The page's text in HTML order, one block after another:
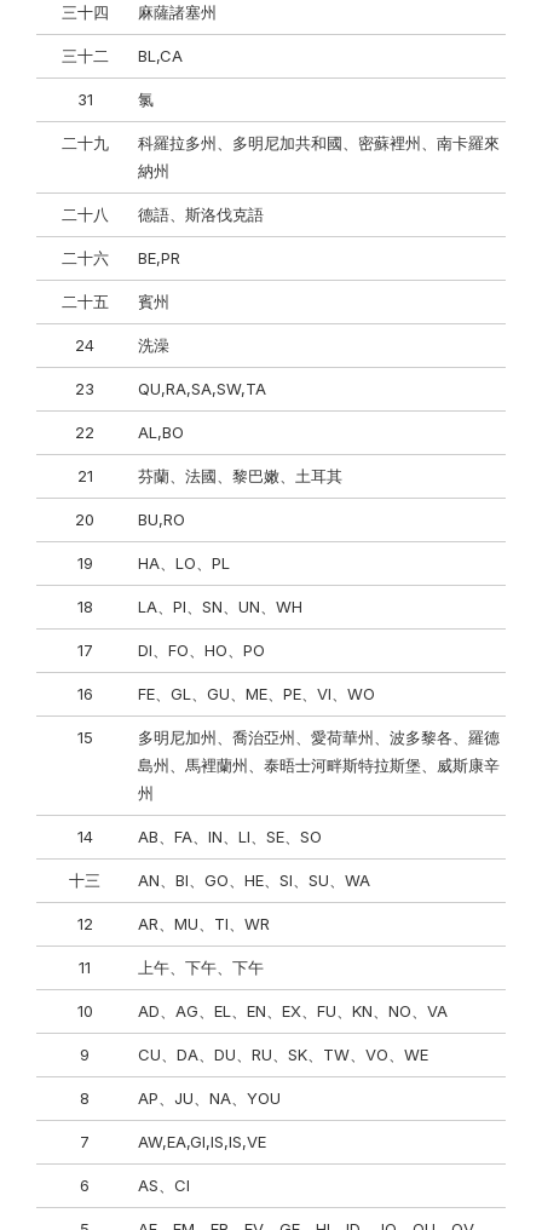
三十四 麻薩諸塞州
三十二 BL,CA
31 氯
二十九
科羅拉多州、多明尼加共和國、密蘇裡州、南卡羅來
納州
二十八 德語、斯洛伐克語
二十六 BE,PR
二十五 賓州
24 洗澡
23 QU,RA,SA,SW,TA
22 AL,BO
21 芬蘭、法國、黎巴嫩、土耳其
20 BU,RO
19 HA、LO、PL
18 LA、PI、SN、UN、WH
17 DI、FO、HO、PO
16 FE、GL、GU、ME、PE、VI、WO
15
多明尼加州、喬治亞州、愛荷華州、波多黎各、羅德
島州、馬裡蘭州、泰晤士河畔斯特拉斯堡、威斯康辛
州
14 AB、FA、IN、LI、SE、SO
十三 AN、BI、GO、HE、SI、SU、WA
12 AR、MU、TI、WR
11 上午、下午、下午
10 AD、AG、EL、EN、EX、FU、KN、NO、VA
9 CU、DA、DU、RU、SK、TW、VO、WE
8 AP、JU、NA、YOU
7 AW,EA,GI,IS,IS,VE
6 AS、CI